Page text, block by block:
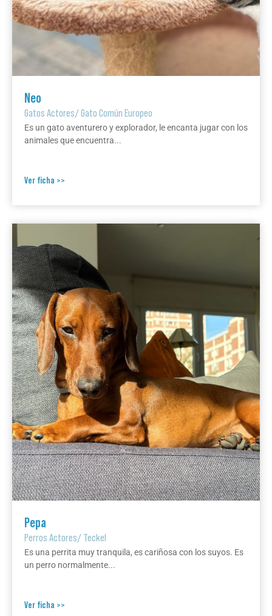
Neo
Gatos Actores/Gato Común Europeo
Es un gato aventurero y explorador, le encanta jugar con los
animales que encuentra...
Ver ficha >>
Pepa
Perros Actores/ Teckel
Es una perrita muy tranquila, es cariñosa con los suyos. Es
un perro normalmente...
Ver ficha >>